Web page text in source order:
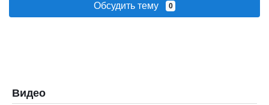
Обсудить тему 0
Видео